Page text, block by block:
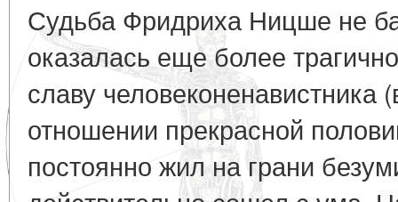
Судьба Фридриха Ницше не
оказалась еще более
славу человеконенавистника
отношении прекрасной
постоянно жил на грани